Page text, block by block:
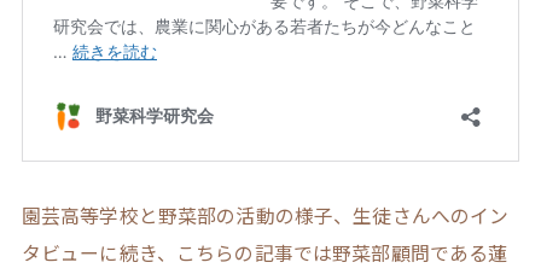
園芸高等学校と野菜部の活動の様子、生徒さんへのイン
タビューに続き、こちらの記事では野菜部顧問である蓮